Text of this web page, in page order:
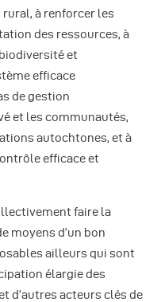
rural, à renforcer les
des ressources, à
et
efficace
de gestion
et les communautés,
autochtones, et à
efficace et
faire la
moyens d’un bon
ailleurs qui sont
élargie des
d’autres acteurs clés de